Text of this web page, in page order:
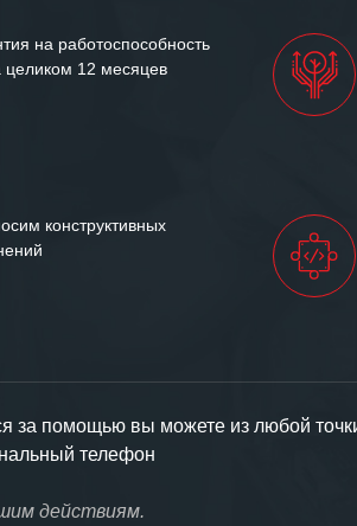
на работоспособность
целиком 12 месяцев
конструктивных
за помощью вы можете из любой
телефон
действиям.